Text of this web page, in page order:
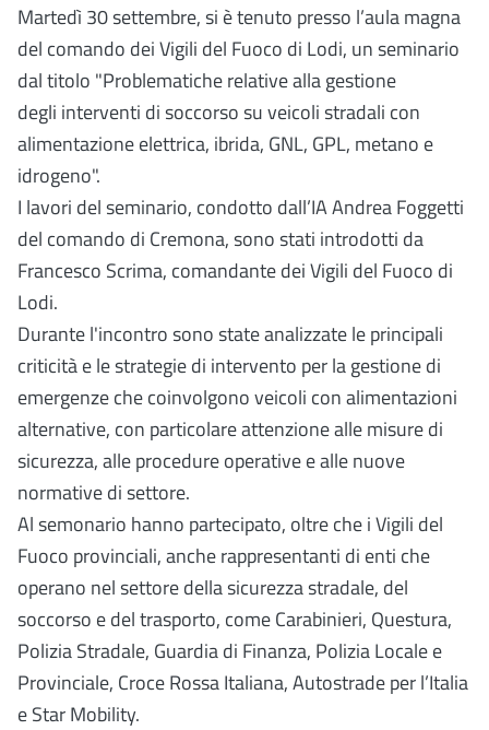
Martedì 30 settembre, si è tenuto presso l’aula magna
del comando dei Vigili del Fuoco di Lodi, un seminario
dal titolo "Problematiche relative alla gestione
degli interventi di soccorso su veicoli stradali con
alimentazione elettrica, ibrida, GNL, GPL, metano e
idrogeno".
I lavori del seminario, condotto dall’IA Andrea Foggetti
del comando di Cremona, sono stati introdotti da
Francesco Scrima, comandante dei Vigili del Fuoco di
Lodi.
Durante l'incontro sono state analizzate le principali
criticità e le strategie di intervento per la gestione di
emergenze che coinvolgono veicoli con alimentazioni
alternative, con particolare attenzione alle misure di
sicurezza, alle procedure operative e alle nuove
normative di settore.
Al semonario hanno partecipato, oltre che i Vigili del
Fuoco provinciali, anche rappresentanti di enti che
operano nel settore della sicurezza stradale, del
soccorso e del trasporto, come Carabinieri, Questura,
Polizia Stradale, Guardia di Finanza, Polizia Locale e
Provinciale, Croce Rossa Italiana, Autostrade per l’Italia
e Star Mobility.